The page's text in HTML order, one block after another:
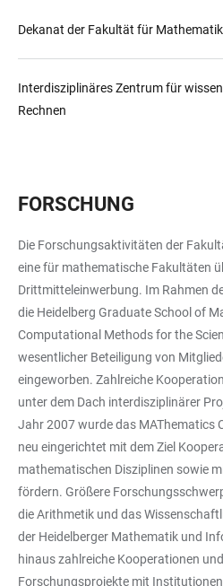
Dekanat der Fakultät für
Interdisziplinäres Zentrum für
Rechnen
FORSCHUNG
Die Forschungsaktivitäten der
eine für mathematische Fakultäten
Drittmitteleinwerbung. Im Rahmen
die Heidelberg Graduate School of
Computational Methods for the
wesentlicher Beteiligung von
eingeworben. Zahlreiche
unter dem Dach interdisziplinärer
Jahr 2007 wurde das MAThematics
neu eingerichtet mit dem Ziel
mathematischen Disziplinen sowie
fördern. Größere
die Arithmetik und das
der Heidelberger Mathematik und
hinaus zahlreiche Kooperationen
Forschungsprojekte mit